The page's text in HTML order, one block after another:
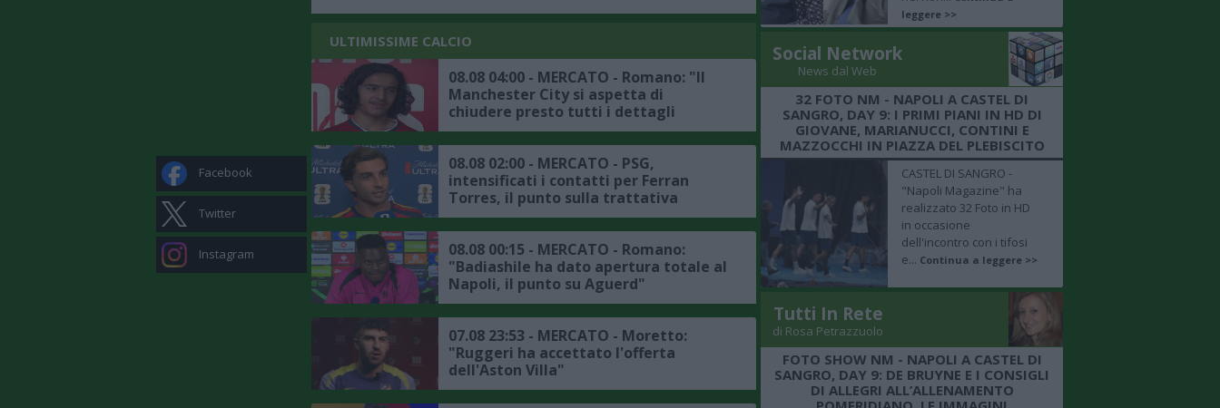
Facebook
Twitter
Instagram
ULTIMISSIME CALCIO
08.08 04:00 - MERCATO - Romano: "Il
Manchester City si aspetta di
chiudere presto tutti i dettagli
dell'affare Bouaddi"
08.08 02:00 - MERCATO - PSG,
intensificati i contatti per Ferran
Torres, il punto sulla trattativa
08.08 00:15 - MERCATO - Romano:
"Badiashile ha dato apertura totale al
Napoli, il punto su Aguerd"
07.08 23:53 - MERCATO - Moretto:
"Ruggeri ha accettato l'offerta
dell'Aston Villa"
leggere >>
Social Network
News dal Web
32 FOTO NM - NAPOLI A CASTEL DI
SANGRO, DAY 9: I PRIMI PIANI IN HD DI
GIOVANE, MARIANUCCI, CONTINI E
MAZZOCCHI IN PIAZZA DEL PLEBISCITO
CASTEL DI SANGRO -
"Napoli Magazine" ha
realizzato 32 Foto in HD
in occasione
dell'incontro con i tifosi
e... Continua a leggere >>
Tutti In Rete
di Rosa Petrazzuolo
FOTO SHOW NM - NAPOLI A CASTEL DI
SANGRO, DAY 9: DE BRUYNE E I CONSIGLI
DI ALLEGRI ALL’ALLENAMENTO